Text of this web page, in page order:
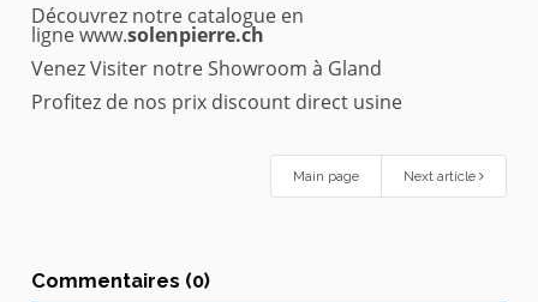
Découvrez notre catalogue en
lignewww.solenpierre.ch
Venez Visiter notre Showroom à Gland
Profitez de nos prix discount direct usine
Main page Next article
Commentaires (0)